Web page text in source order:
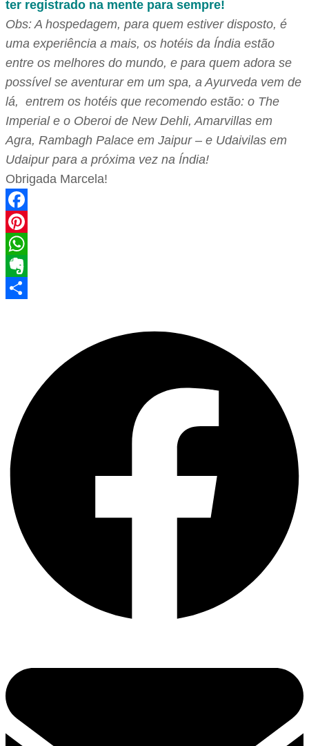
ter registrado na mente para sempre!
Obs: A hospedagem, para quem estiver disposto, é
uma experiência a mais, os hotéis da Índia estão
entre os melhores do mundo, e para quem adora se
possível se aventurar em um spa, a Ayurveda vem de
lá, entrem os hotéis que recomendo estão: o The
Imperial e o Oberoi de New Dehli, Amarvillas em
Agra, Rambagh Palace em Jaipur – e Udaivilas em
Udaipur para a próxima vez na Índia!
Obrigada Marcela!
Facebook
Pinterest
WhatsApp
Evernote